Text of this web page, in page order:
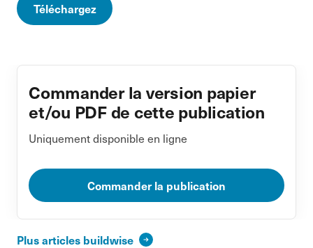
Téléchargez
Commander la version papier
et/ou PDF de cette publication
Uniquement disponible en ligne
Commander la publication
Plus articles buildwise